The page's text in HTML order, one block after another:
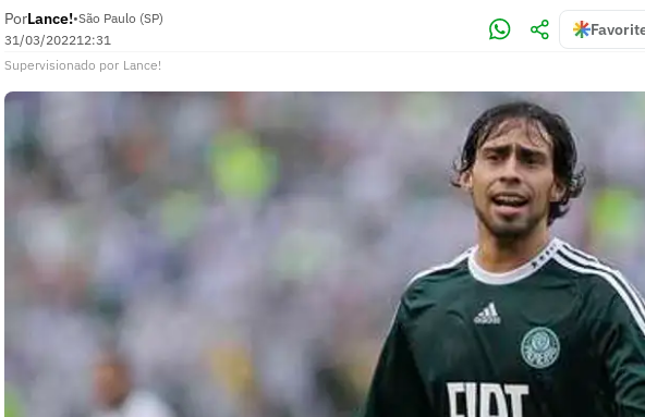
PorLance!•São Paulo (SP)
31/03/202212:31
Supervisionado por Lance!